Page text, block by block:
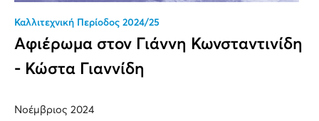
Καλλιτεχνική Περίοδος 2024/25
Αφιέρωμα στον Γιάννη Κωνσταντινίδη
- Κώστα Γιαννίδη
Νοέμβριος 2024